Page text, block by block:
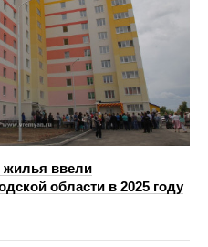
жилья ввели
области в 2025 году